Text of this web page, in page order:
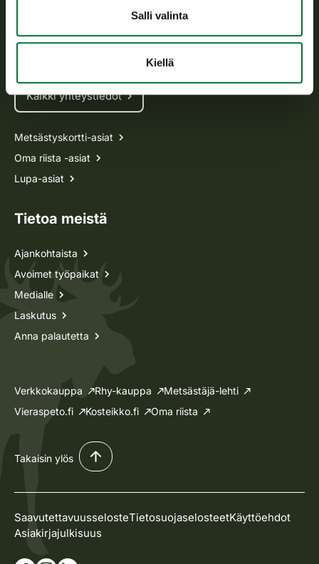
Salli valinta
Kiellä
Kaikki yhteystiedot
Metsästyskortti-asiat
Oma riista -asiat
Lupa-asiat
Tietoa meistä
Ajankohtaista
Avoimet työpaikat
Medialle
Laskutus
Anna palautetta
Verkkokauppa Rhy-kauppa
Metsästäjä-lehti
Vieraspeto.fi
Kosteikko.fi Oma riista
Takaisin ylös
SaavutettavuusselosteTietosuojaselosteetKäyttöehdot
Asiakirjajulkisuus